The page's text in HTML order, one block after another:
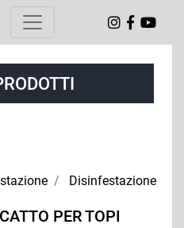
Disinfestazione
PER TOPI